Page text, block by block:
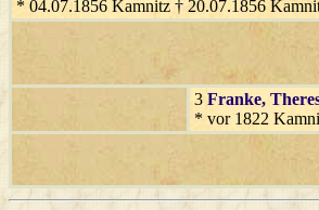
* 04.07.1856 Kamnitz † 20.07.1856
3 Franke,
* vor 1822